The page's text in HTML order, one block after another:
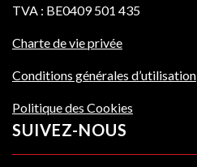
TVA : BE0409 501 435
Charte de vie privée
Conditions générales d’utilisation
Politique des Cookies
SUIVEZ-NOUS